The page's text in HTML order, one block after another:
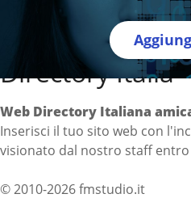
Directory Italia
Web Directory Italiana
Inserisci il tuo sito web con
visionato dal nostro staff entro
© 2010-2026 fmstudio.it